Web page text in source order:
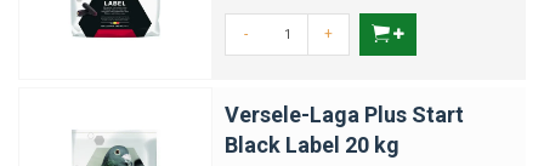
- +
Versele-Laga Plus Start
Black Label 20 kg